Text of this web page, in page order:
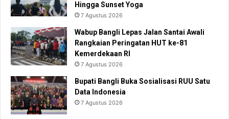
Hingga Sunset Yoga
7 Agustus 2026
Wabup Bangli Lepas Jalan Santai Awali
Rangkaian Peringatan HUT ke-81
Kemerdekaan RI
7 Agustus 2026
Bupati Bangli Buka Sosialisasi RUU Satu
Data Indonesia
7 Agustus 2026